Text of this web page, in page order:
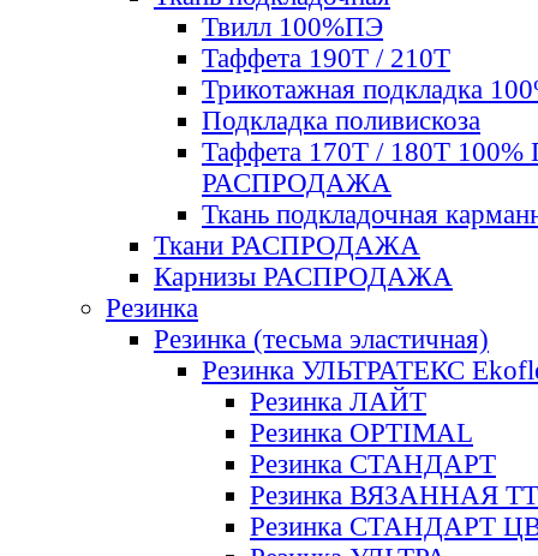
Твилл 100%ПЭ
Таффета 190Т / 210Т
Трикотажная подкладка
Подкладка поливискоза
Таффета 170Т / 180Т 100%
РАСПРОДАЖА
Ткань подкладочная
Ткани РАСПРОДАЖА
Карнизы РАСПРОДАЖА
Резинка
Резинка (тесьма эластичная)
Резинка УЛЬТРАТЕКС
Резинка ЛАЙТ
Резинка OPTIMAL
Резинка СТАНДАРТ
Резинка ВЯЗАННАЯ ТТ
Резинка СТАНДАРТ